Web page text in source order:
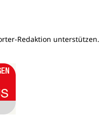
Redaktion unterstützen.